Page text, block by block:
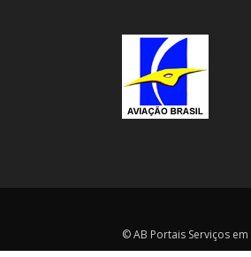
© AB Portais Serviços